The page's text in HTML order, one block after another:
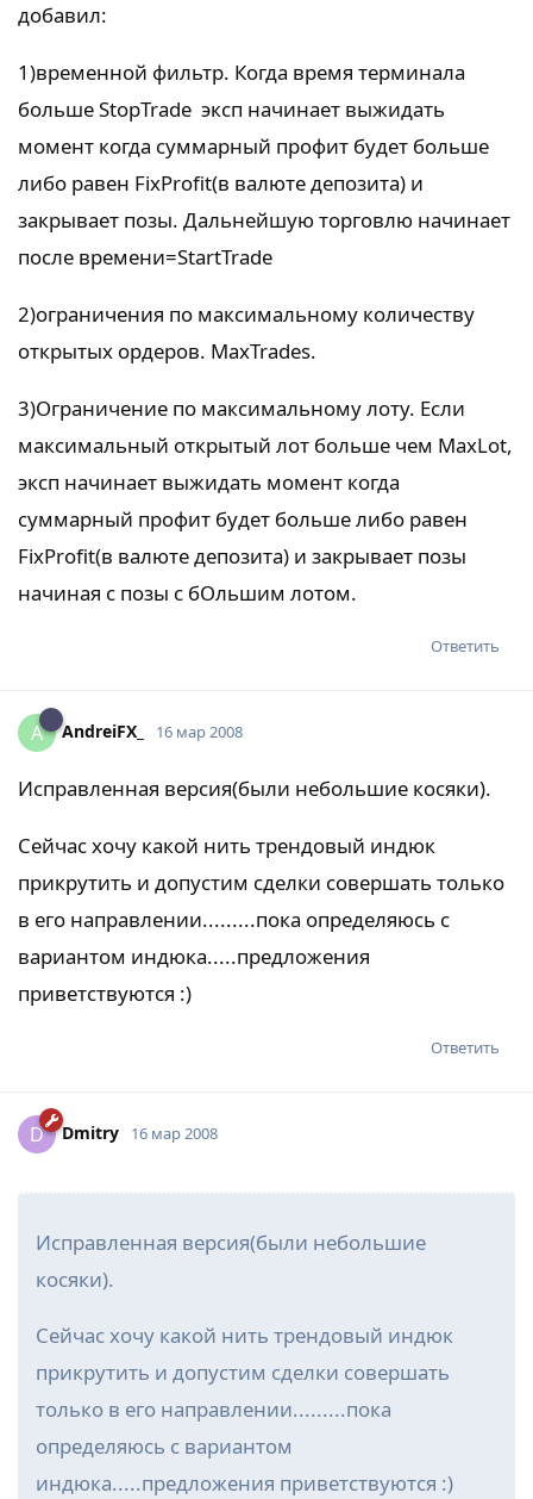
добавил:
1)временной фильтр. Когда время терминала
больше StopTrade эксп начинает выжидать
момент когда суммарный профит будет больше
либо равен FixProfit(в валюте депозита) и
закрывает позы. Дальнейшую торговлю начинает
после времени=StartTrade
2)ограничения по максимальному количеству
открытых ордеров. MaxTrades.
3)Ограничение по максимальному лоту. Если
максимальный открытый лот больше чем MaxLot,
эксп начинает выжидать момент когда
суммарный профит будет больше либо равен
FixProfit(в валюте депозита) и закрывает позы
начиная с позы с бОльшим лотом.
Ответить
A AndreiFX_ 16 мар 2008
Исправленная версия(были небольшие косяки).
Сейчас хочу какой нить трендовый индюк
прикрутить и допустим сделки совершать только
в его направлении.........пока определяюсь с
вариантом индюка.....предложения
приветствуются :)
Ответить
D Dmitry 16 мар 2008
Исправленная версия(были небольшие
косяки).
Сейчас хочу какой нить трендовый индюк
прикрутить и допустим сделки совершать
только в его направлении.........пока
определяюсь с вариантом
индюка.....предложения приветствуются :)